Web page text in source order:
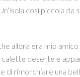
così piccola da
allora era mio
calette deserte e
di rimorchiare una